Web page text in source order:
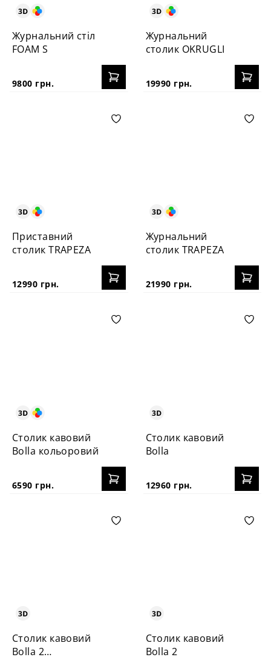
Журнальний стіл
FOAM S
9800 грн.
Журнальний
столик OKRUGLI
19990 грн.
Приставний
столик TRAPEZA
12990 грн.
Журнальний
столик TRAPEZA
21990 грн.
Столик кавовий
Bolla кольоровий
6590 грн.
Столик кавовий
Bolla
12960 грн.
Столик кавовий
Bolla 2
Столик кавовий
Bolla 2